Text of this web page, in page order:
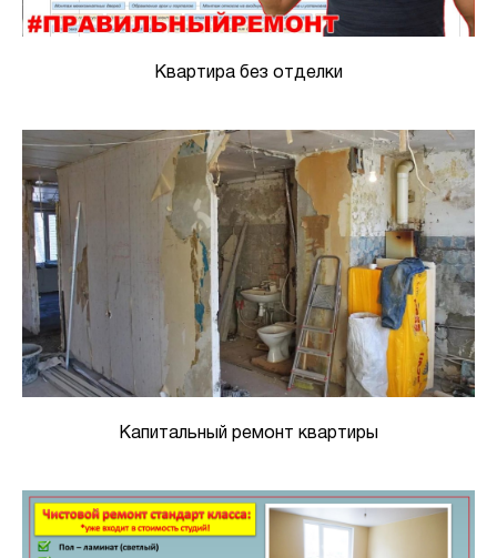
Квартира без отделки
Капитальный ремонт квартиры